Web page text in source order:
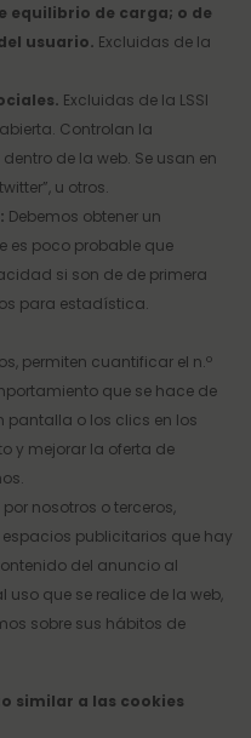
equilibrio de carga; o de
usuario. Excluidas de la
Excluidas de la LSSI
Controlan la
de la web. Se usan en
u otros.
Debemos obtener un
es poco probable que
si son de de primera
para estadística.
permiten cuantificar el n.º
que se hace de
pantalla o los clics en los
y mejorar la oferta de
nosotros o terceros,
publicitarios que hay
del anuncio al
que se realice de la web,
sobre sus hábitos de
similar a las cookies